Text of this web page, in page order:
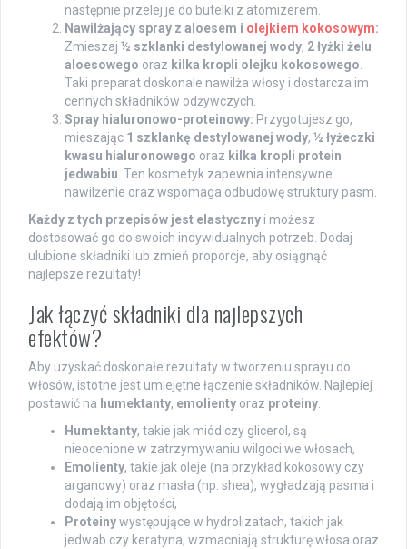
następnie przelej je do butelki z atomizerem.
Nawilżający spray z aloesem i olejkiem kokosowym:
Zmieszaj ½ szklanki destylowanej wody, 2 łyżki żelu
aloesowego oraz kilka kropli olejku kokosowego
Taki preparat doskonale nawilża włosy i dostarcza im
cennych składników odżywczych.
Spray hialuronowo-proteinowy: Przygotujesz go,
mieszając 1 szklankę destylowanej wody, ½ łyżeczki
kwasu hialuronowego oraz kilka kropli protein
jedwabiu . Ten kosmetyk zapewnia intensywne
nawilżenie oraz wspomaga odbudowę struktury pasm.
Każdy z tych przepisów jest elastyczny i możesz
dostosować go do swoich indywidualnych potrzeb. Dodaj
ulubione składniki lub zmień proporcje, aby osiągnąć
najlepsze rezultaty!
Jak łączyć składniki dla najlepszych
efektów?
Aby uzyskać doskonałe rezultaty w tworzeniu sprayu do
włosów, istotne jest umiejętne łączenie składników. Najlepiej
postawić na humektanty, emolienty oraz proteiny
Humektanty, takie jak miód czy glicerol, są
nieocenione w zatrzymywaniu wilgoci we włosach,
Emolienty, takie jak oleje (na przykład kokosowy czy
arganowy) oraz masła (np. shea), wygładzają pasma i
dodają im objętości,
Proteinywystępujące w hydrolizatach, takich jak
jedwab czy keratyna, wzmacniają strukturę włosa oraz